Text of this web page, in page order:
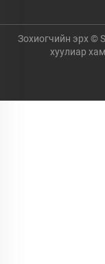
Зохиогчийн эрх ©
хуулиар